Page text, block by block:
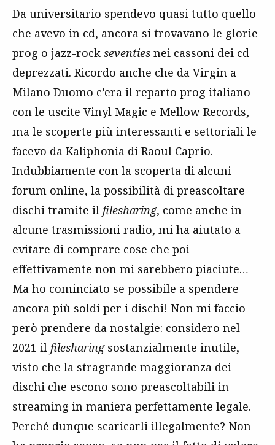
Da universitario spendevo quasi tutto quello
che avevo in cd, ancora si trovavano le glorie
prog o jazz-rock seventies nei cassoni dei cd
deprezzati. Ricordo anche che da Virgin a
Milano Duomo c’era il reparto prog italiano
con le uscite Vinyl Magic e Mellow Records,
ma le scoperte più interessanti e settoriali le
facevo da Kaliphonia di Raoul Caprio.
Indubbiamente con la scoperta di alcuni
forum online, la possibilità di preascoltare
dischi tramite il filesharing, come anche in
alcune trasmissioni radio, mi ha aiutato a
evitare di comprare cose che poi
effettivamente non mi sarebbero piaciute…
Ma ho cominciato se possibile a spendere
ancora più soldi per i dischi! Non mi faccio
però prendere da nostalgie: considero nel
2021 il filesharingsostanzialmente inutile,
visto che la stragrande maggioranza dei
dischi che escono sono preascoltabili in
streaming in maniera perfettamente legale.
Perché dunque scaricarli illegalmente? Non